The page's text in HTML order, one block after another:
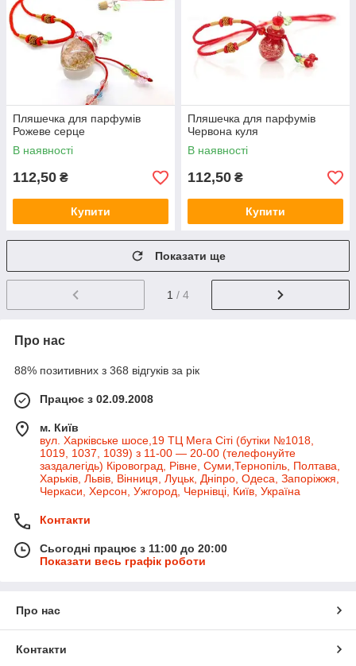
Пляшечка для парфумів
Рожеве серце
В наявності
112,50 ₴
Купити
Пляшечка для парфумів
Червона куля
В наявності
112,50 ₴
Купити
Показати ще
1 / 4
Про нас
88% позитивних з 368 відгуків за рік
Працює з 02.09.2008
м. Київ
вул. Харківське шосе,19 ТЦ Мега Сіті (бутіки №1018,
1019, 1037, 1039) з 11-00 — 20-00 (телефонуйте
заздалегідь) Кіровоград, Рівне, Суми,Тернопіль, Полтава,
Харьків, Львів, Вінниця, Луцьк, Дніпро, Одеса, Запоріжжя,
Черкаси, Херсон, Ужгород, Чернівці, Київ, Україна
Контакти
Сьогодні працює з 11:00 до 20:00
Показати весь графік роботи
Про нас
Контакти